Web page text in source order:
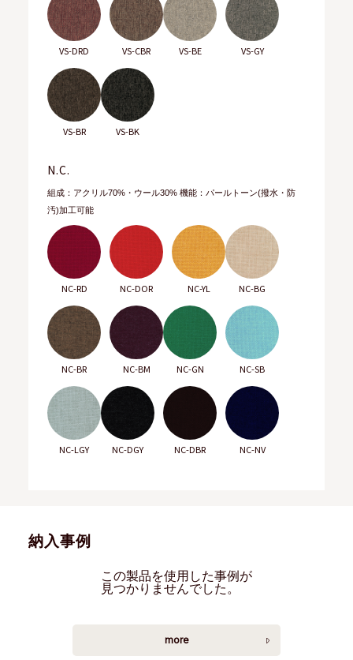
VS-DRD VS-CBR VS-BE VS-GY
VS-BR VS-BK
N.C.
組成：アクリル70%・ウール30% 機能：パールトーン(撥水・防
汚)加工可能
NC-RD NC-DOR NC-YL NC-BG
NC-BR NC-BM NC-GN NC-SB
NC-LGY NC-DGY NC-DBR NC-NV
納入事例
この製品を使用した事例が
見つかりませんでした。
more